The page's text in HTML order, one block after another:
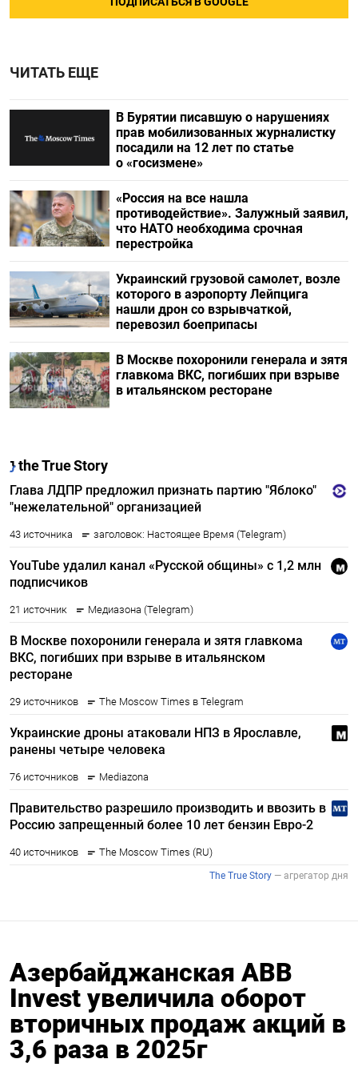
ЧИТАТЬ ЕЩЕ
В Бурятии писавшую о нарушениях
прав мобилизованных журналистку
посадили на 12 лет по статье
о «госизмене»
«Россия на все нашла
противодействие». Залужный заявил,
что НАТО необходима срочная
перестройка
Украинский грузовой самолет, возле
которого в аэропорту Лейпцига
нашли дрон со взрывчаткой,
перевозил боеприпасы
В Москве похоронили генерала и зятя
главкома ВКС, погибших при взрыве
в итальянском ресторане
Азербайджанская ABB
Invest увеличила оборот
вторичных продаж акций в
3,6 раза в 2025г